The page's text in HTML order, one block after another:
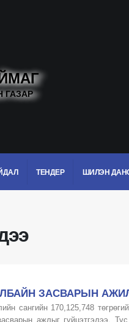
ГАЗАР
ТЕНДЕР ШИЛЭН
ЗАСВАРЫН
сангийн 170,125,748
ажлыг гүйцэтгэлээ.